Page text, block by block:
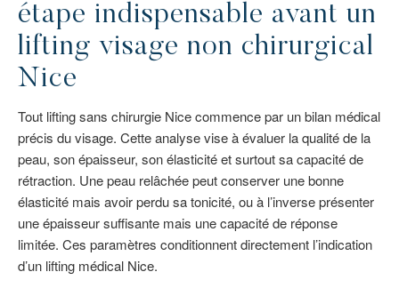
étape indispensable avant un
lifting visage non chirurgical
Nice
Tout lifting sans chirurgie Nice commence par un bilan médical
précis du visage. Cette analyse vise à évaluer la qualité de la
peau, son épaisseur, son élasticité et surtout sa capacité de
rétraction. Une peau relâchée peut conserver une bonne
élasticité mais avoir perdu sa tonicité, ou à l’inverse présenter
une épaisseur suffisante mais une capacité de réponse
limitée. Ces paramètres conditionnent directement l’indication
d’un lifting médical Nice.